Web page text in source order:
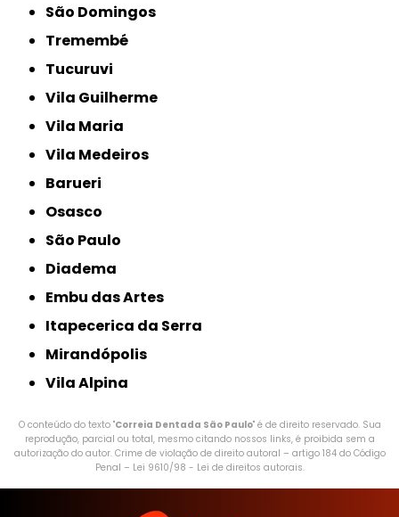
São Domingos
Tremembé
Tucuruvi
Vila Guilherme
Vila Maria
Vila Medeiros
Barueri
Osasco
São Paulo
Diadema
Embu das Artes
Itapecerica da Serra
Mirandópolis
Vila Alpina
O conteúdo do texto "Correia Dentada São Paulo" é de direito reservado. Sua
reprodução, parcial ou total, mesmo citando nossos links, é proibida sem a
autorização do autor. Crime de violação de direito autoral – artigo 184 do Código
Penal – Lei 9610/98 - Lei de direitos autorais.